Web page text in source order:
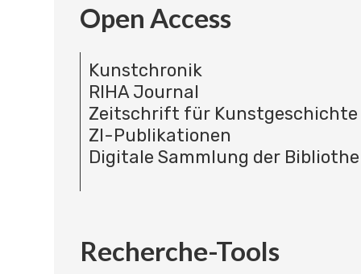
Open Access
Kunstchronik
RIHA Journal
Zeitschrift für Kunstgeschichte
ZI-Publikationen
Digitale Sammlung der
Recherche-Tools